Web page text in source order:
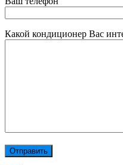
Какой кондиционер Вас